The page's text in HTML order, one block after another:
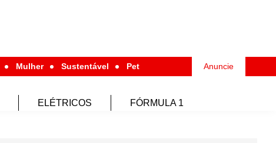
Mulher Sustentável Pet Anuncie
ELÉTRICOS FÓRMULA 1